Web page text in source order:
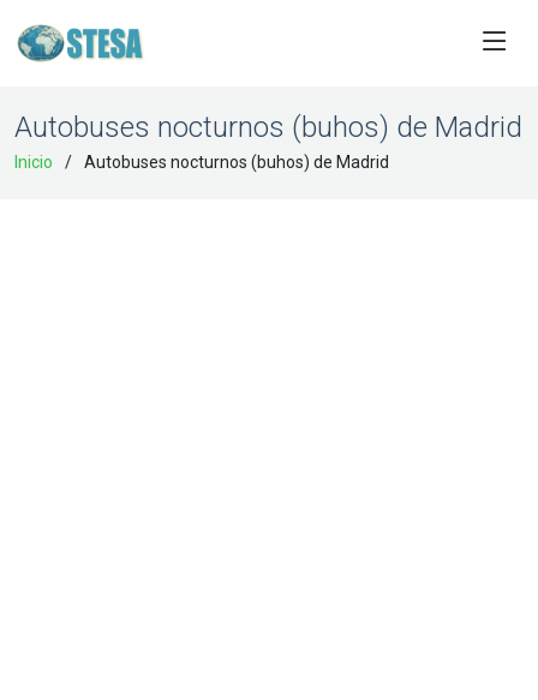
Autobuses nocturnos (buhos) de Madrid
Inicio Autobuses nocturnos (buhos) de Madrid